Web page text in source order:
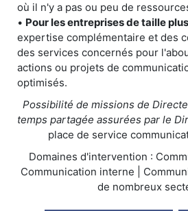
où il n'y a pas ou peu de
• Pour les entreprises de taille
expertise complémentaire et des
des services concernés pour
actions ou projets de
optimisés.
Possibilité de missions de
temps partagée assurées par le
place de service
Domaines d'intervention :
Communication interne |
de nombreux